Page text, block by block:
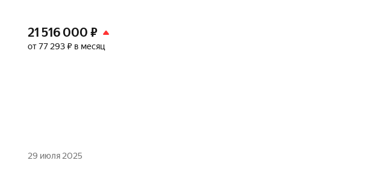
21 516 000 ₽
от 77 293 ₽ в месяц
29 июля 2025